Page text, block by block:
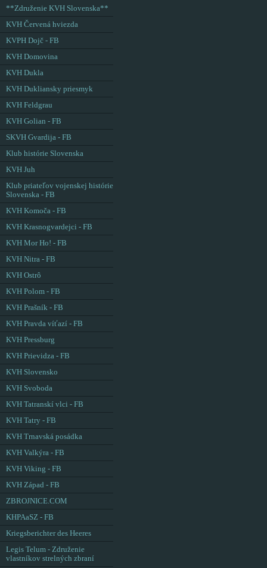
**Združenie KVH Slovenska**
KVH Červená hviezda
KVPH Dojč - FB
KVH Domovina
KVH Dukla
KVH Dukliansky priesmyk
KVH Feldgrau
KVH Golian - FB
SKVH Gvardija - FB
Klub histórie Slovenska
KVH Juh
Klub priateľov vojenskej histórie
Slovenska - FB
KVH Komoča - FB
KVH Krasnogvardejci - FB
KVH Mor Ho! - FB
KVH Nitra - FB
KVH Ostrô
KVH Polom - FB
KVH Prašník - FB
KVH Pravda víťazí - FB
KVH Pressburg
KVH Prievidza - FB
KVH Slovensko
KVH Svoboda
KVH Tatranskí vlci - FB
KVH Tatry - FB
KVH Trnavská posádka
KVH Valkýra - FB
KVH Viking - FB
KVH Západ - FB
ZBROJNICE.COM
KHPAaSZ - FB
Kriegsberichter des Heeres
Legis Telum - Združenie
vlastníkov strelných zbraní